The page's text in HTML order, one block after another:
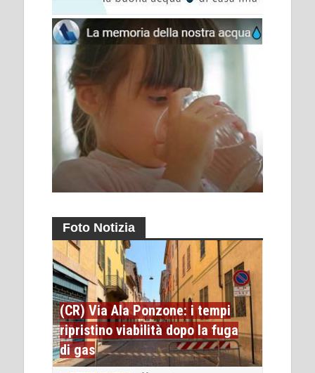
Foto Notizia
(CR) Via Ala Ponzone: i tempi
ripristino viabilità dopo la fuga
di gas